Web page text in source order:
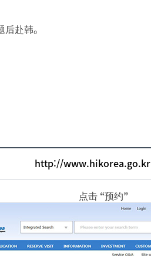
赴韩。
http://www.hikorea.go.kr
点击 “预约”